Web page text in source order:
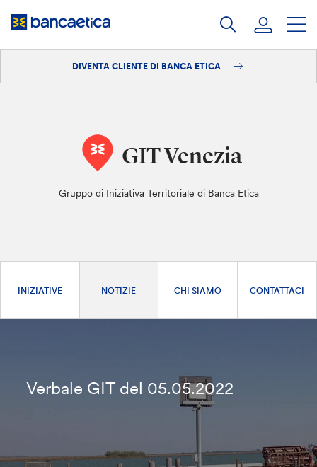
DIVENTA CLIENTE DI BANCA ETICA
GIT Venezia
Gruppo di Iniziativa Territoriale di Banca Etica
INIZIATIVE NOTIZIE CHI SIAMO CONTATTACI
Verbale GIT del 05.05.2022